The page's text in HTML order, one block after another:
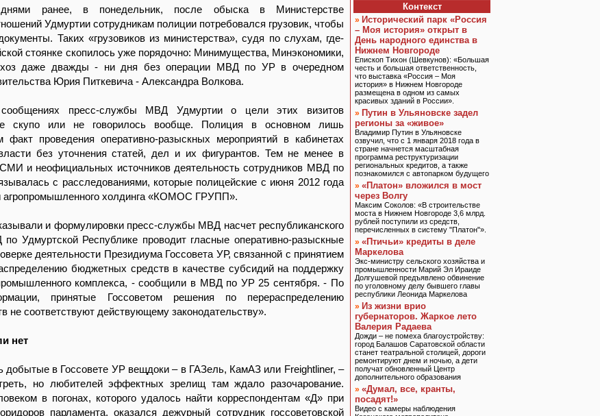
ранее, в понедельник, после обыска в Министерстве
Удмуртии сотрудникам полиции потребовался грузовик, чтобы
Таких «грузовиков из министерства», судя по слухам, где-
стоянке скопилось уже порядочно: Минимущества, Минэкономики,
даже дважды - ни дня без операции МВД по УР в очередном
Юрия Питкевича - Александра Волкова.
пресс-службы МВД Удмуртии о цели этих визитов
скупо или не говорилось вообще. Полиция в основном лишь
факт проведения оперативно-разыскных мероприятий в кабинетах
без уточнения статей, дел и их фигурантов. Тем не менее в
и неофициальных источников деятельность сотрудников МВД по
с расследованиями, которые полицейские с июня 2012 года
агропромышленного холдинга «КОМОС ГРУПП».
и формулировки пресс-службы МВД насчет республиканского
Удмуртской Республике проводит гласные оперативно-разыскные
деятельности Президиума Госсовета УР, связанной с принятием
бюджетных средств в качестве субсидий на поддержку
комплекса, - сообщили в МВД по УР 25 сентября. - По
принятые Госсоветом решения по перераспределению
не соответствуют действующему законодательству».
нет
добытые в Госсовете УР вещдоки – в ГАЗель, КамАЗ или Freightliner, –
но любителей эффектных зрелищ там ждало разочарование.
в погонах, которого удалось найти корреспондентам «Д» при
парламента, оказался дежурный сотрудник госсоветовской
Контекст
» Исторический парк «Россия
– Моя история» открыт в
День народного единства в
Нижнем Новгороде
Епископ Тихон (Шевкунов): «Большая
честь и большая ответственность,
что выставка «Россия – Моя
история» в Нижнем Новгороде
размещена в одном из самых
красивых зданий в России».
» Путин в Ульяновске задел
регионы за «живое»
Владимир Путин в Ульяновске
озвучил, что с 1 января 2018 года в
стране начнется масштабная
программа реструктуризации
региональных кредитов, а также
познакомился с автопарком будущего
» «Платон» вложился в мост
через Волгу
Максим Соколов: «В строительстве
моста в Нижнем Новгороде 3,6 млрд.
рублей поступили из средств,
перечисленных в систему "Платон"».
» «Птичьи» кредиты в деле
Маркелова
Экс-министру сельского хозяйства и
промышленности Марий Эл Ираиде
Долгушевой предъявлено обвинение
по уголовному делу бывшего главы
республики Леонида Маркелова
» Из жизни врио
губернаторов. Жаркое лето
Валерия Радаева
Дожди – не помеха благоустройству:
город Балашов Саратовской области
станет театральной столицей, дороги
ремонтируют днем и ночью, а дети
получат обновленный Центр
дополнительного образования
» «Думал, все, кранты,
посадят!»
Видео с камеры наблюдения